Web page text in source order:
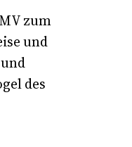
zum
und
des